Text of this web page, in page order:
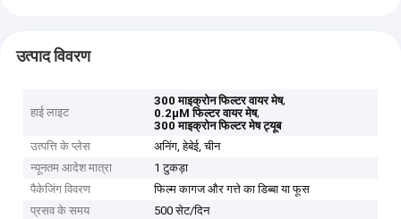
उत्पाद विवरण
हाई लाइट
300 माइक्रोन फिल्टर वायर मेष,
0.2μM फिल्टर वायर मेष,
300 माइक्रोन फिल्टर मेष ट्यूब
उत्पत्ति के प्लेस
अनिंग, हेबेई, चीन
न्यूनतम आदेश मात्रा
1 टुकड़ा
पैकेजिंग विवरण
फिल्म कागज और गत्ते का डिब्बा या फूस
प्रसव के समय
500 सेट/दिन